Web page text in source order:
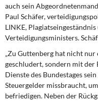
Rosa-Luxemburg-
Über mich
Kontakt
auch sein
Paul Schäfer,
LINKE,
Verteidigungsministers.
„Zu Guttenberg hat nicht
geschludert, sondern mit der
Dienste des Bundestages
Steuergelder missbraucht,
befriedigen. Neben der